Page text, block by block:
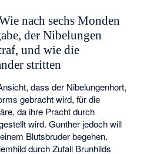
nach sechs Monden
der Nibelungen
und wie die
stritten
dass der Nibelungenhort,
gebracht wird, für die
da ihre Pracht durch
wird. Gunther jedoch will
Blutsbruder begehen.
durch Zufall Brunhilds